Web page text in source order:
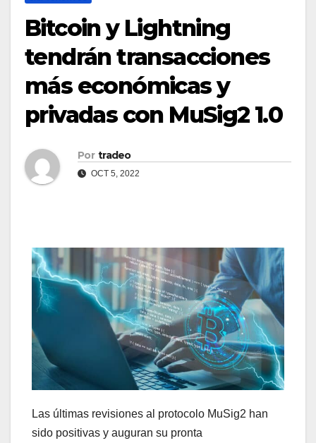
Bitcoin y Lightning
tendrán transacciones
más económicas y
privadas con MuSig2 1.0
Por tradeo
OCT 5, 2022
Las últimas revisiones al protocolo MuSig2 han
sido positivas y auguran su pronta